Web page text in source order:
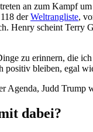
an zum Kampf
derWeltrangliste,
Henry scheint Terry
zu erinnern, die
positiv bleiben, egal
Agenda, Judd Trump
dabei?